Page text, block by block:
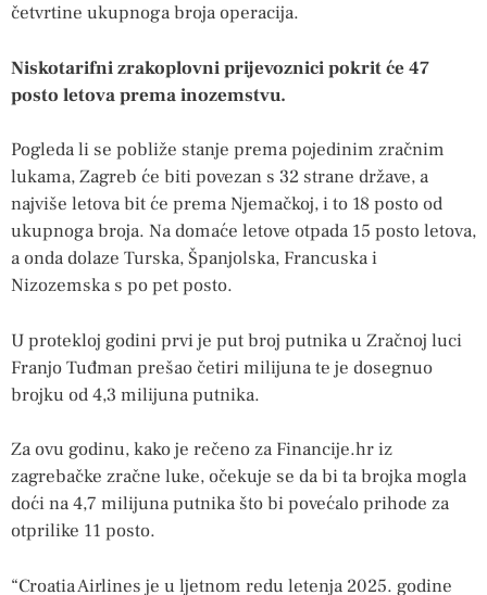
četvrtine ukupnoga broja operacija.
Niskotarifni zrakoplovni prijevoznici pokrit će 47
posto letova prema inozemstvu.
Pogleda li se pobliže stanje prema pojedinim zračnim
lukama, Zagreb će biti povezan s 32 strane države, a
najviše letova bit će prema Njemačkoj, i to 18 posto od
ukupnoga broja. Na domaće letove otpada 15 posto letova,
a onda dolaze Turska, Španjolska, Francuska i
Nizozemska s po pet posto.
U protekloj godini prvi je put broj putnika u Zračnoj luci
Franjo Tuđman prešao četiri milijuna te je dosegnuo
brojku od 4,3 milijuna putnika.
Za ovu godinu, kako je rečeno za Financije.hr iz
zagrebačke zračne luke, očekuje se da bi ta brojka mogla
doći na 4,7 milijuna putnika što bi povećalo prihode za
otprilike 11 posto.
“Croatia Airlines je u ljetnom redu letenja 2025. godine